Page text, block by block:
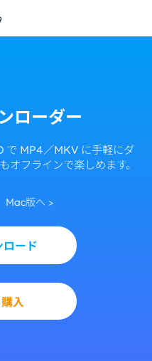
ローダー
で MP4／MKV に手軽にダ
オフラインで楽しめます。
Mac版へ >
ード
入